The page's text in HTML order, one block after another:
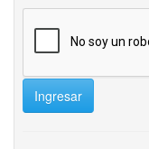
Ingresar